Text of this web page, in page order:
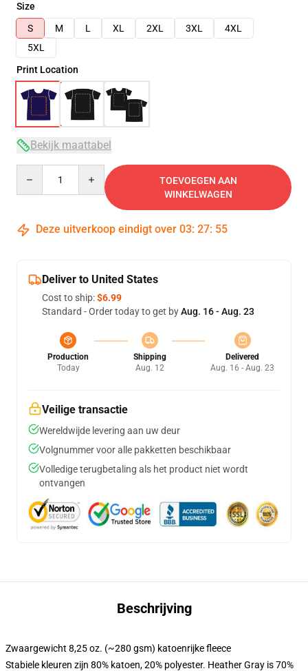
Size
S
M L XL 2XL 3XL
4XL
5XL
Print Location
Bekijk maattabel
TOEVOEGEN AAN
WINKELWAGEN
Deze uitverkoop eindigt over 03: 27: 54
Deliver to United States
Cost to ship:$6.99
Standard - Order today to get byAug. 16 - Aug. 23
Production
Today
Shipping
Aug. 12
Delivered
Aug. 16 - Aug. 23
Veilige transactie
Wereldwijde levering aan uw deur
Volgnummer voor alle pakketten beschikbaar
Volledige terugbetaling als het product niet wordt
ontvangen
Beschrijving
Zwaargewicht 8,25 oz. (~280 gsm) katoenrijke fleece
Stabiele kleuren zijn 80% katoen, 20% polyester. Heather Gray is 70%